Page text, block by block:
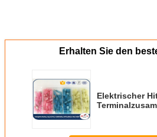
Erhalten Sie den
Elektrischer